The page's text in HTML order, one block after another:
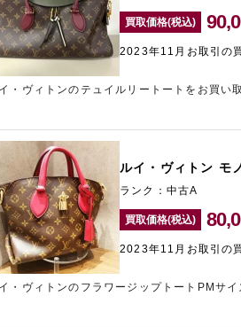
買取価格(税込)
2023年11月お取引の
・ヴィトンのテュイルリートートをお買い
一杯の金額をご提示させていただきました
ルイ・ヴィトン モ
ランク：中古A
買取価格(税込)
2023年11月お取引の
・ヴィトンのフラワージップトートPMサ
の高いお品物のため精一杯の金額をご提示